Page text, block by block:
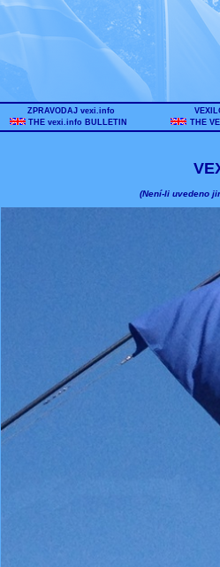
ZPRAVODAJ vexi.info
THE vexi.info BULLETIN
THE
(Není-li uvedeno